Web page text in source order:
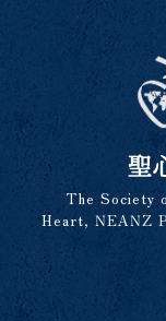
聖
The Society
Heart, NEANZ